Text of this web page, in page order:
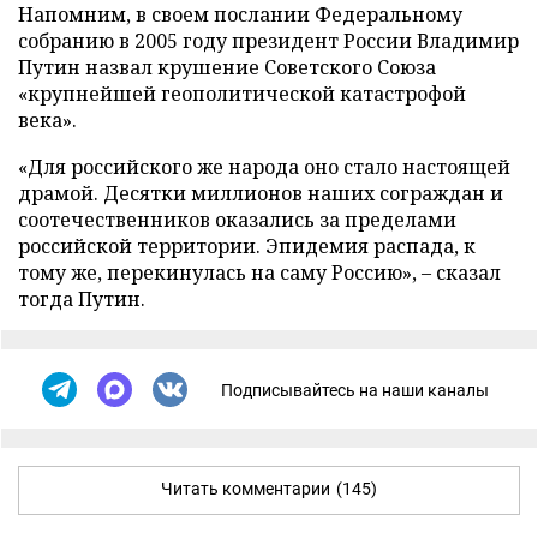
Напомним, в своем послании Федеральному
собранию в 2005 году президент России Владимир
Путин назвал крушение Советского Союза
«крупнейшей геополитической катастрофой
века».
«Для российского же народа оно стало настоящей
драмой. Десятки миллионов наших сограждан и
соотечественников оказались за пределами
российской территории. Эпидемия распада, к
тому же, перекинулась на саму Россию», – сказал
тогда Путин.
Подписывайтесь на наши каналы
Читать комментарии (145)